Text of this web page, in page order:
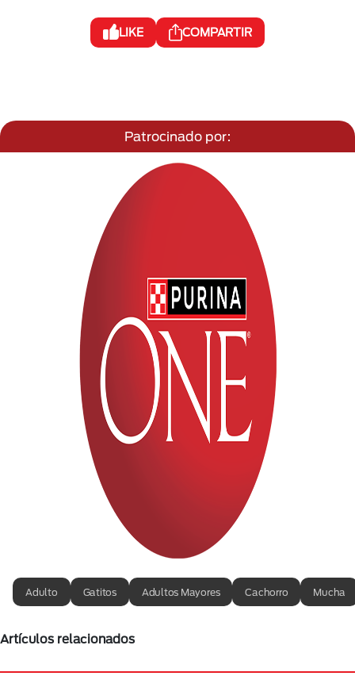
LIKE COMPARTIR
Patrocinado por:
Adulto Gatitos Adultos Mayores Cachorro Mucha
Artículos relacionados